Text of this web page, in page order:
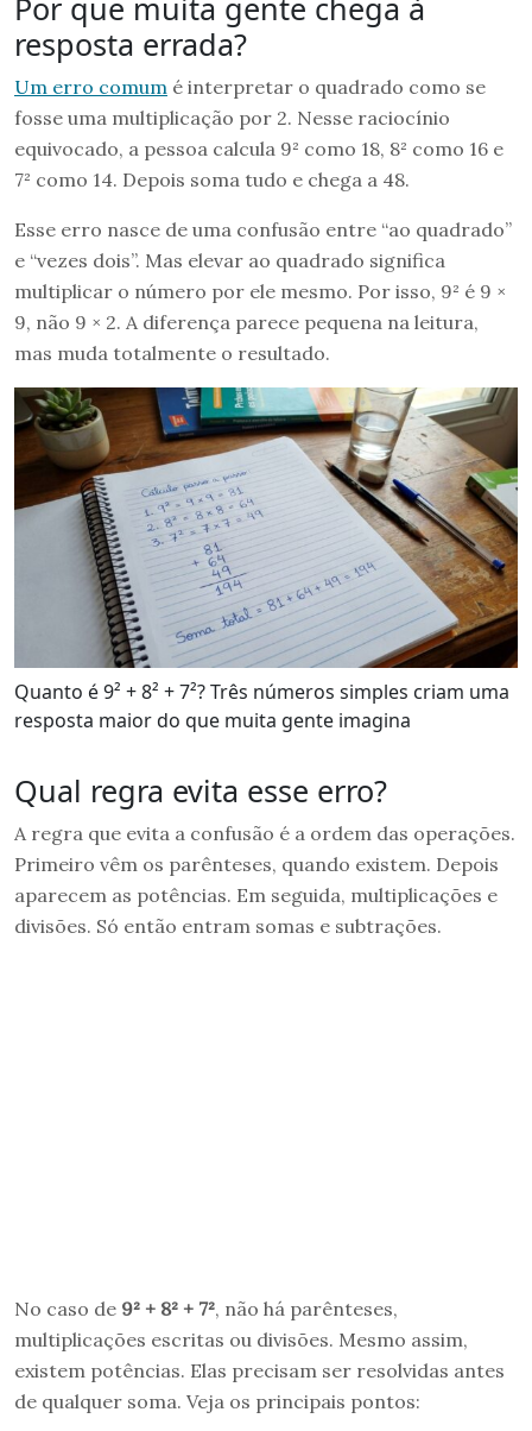
Por que muita gente chega à
resposta errada?
Um erro comum é interpretar o quadrado como se
fosse uma multiplicação por 2. Nesse raciocínio
equivocado, a pessoa calcula 9² como 18, 8² como 16 e
7² como 14. Depois soma tudo e chega a 48.
Esse erro nasce de uma confusão entre “ao quadrado”
e “vezes dois”. Mas elevar ao quadrado significa
multiplicar o número por ele mesmo. Por isso, 9² é 9 ×
9, não 9 × 2. A diferença parece pequena na leitura,
mas muda totalmente o resultado.
Quanto é 9² + 8² + 7²? Três números simples criam uma
resposta maior do que muita gente imagina
Qual regra evita esse erro?
A regra que evita a confusão é a ordem das operações.
Primeiro vêm os parênteses, quando existem. Depois
aparecem as potências. Em seguida, multiplicações e
divisões. Só então entram somas e subtrações.
No caso de 9² + 8² + 7², não há parênteses,
multiplicações escritas ou divisões. Mesmo assim,
existem potências. Elas precisam ser resolvidas antes
de qualquer soma. Veja os principais pontos: